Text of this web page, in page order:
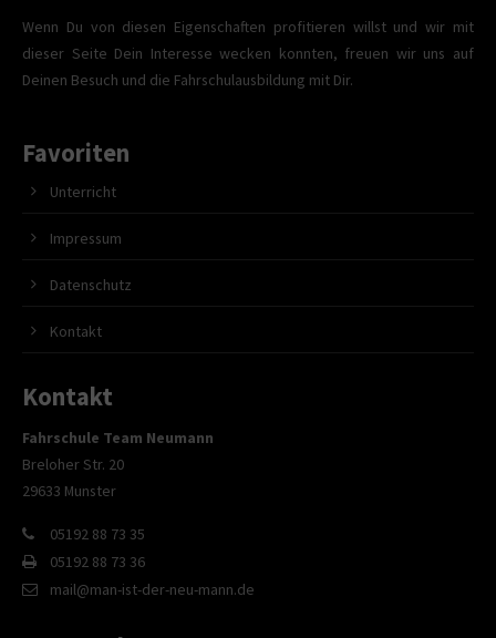
Wenn Du von diesen Eigenschaften profitieren willst und wir mit
dieser Seite Dein Interesse wecken konnten, freuen wir uns auf
Deinen Besuch und die Fahrschulausbildung mit Dir.
Favoriten
Unterricht
Impressum
Datenschutz
Kontakt
Kontakt
Fahrschule Team Neumann
Breloher Str. 20
29633 Munster
05192 88 73 35
05192 88 73 36
mail@man-ist-der-neu-mann.de